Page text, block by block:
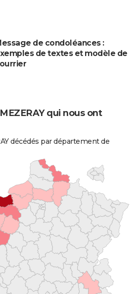
de condoléances :
de textes et modèle de
qui nous ont
décédés par département de